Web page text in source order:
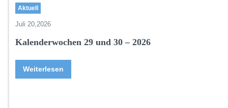
Aktuell
Juli 20,2026
Kalenderwochen 29 und 30 – 2026
Weiterlesen